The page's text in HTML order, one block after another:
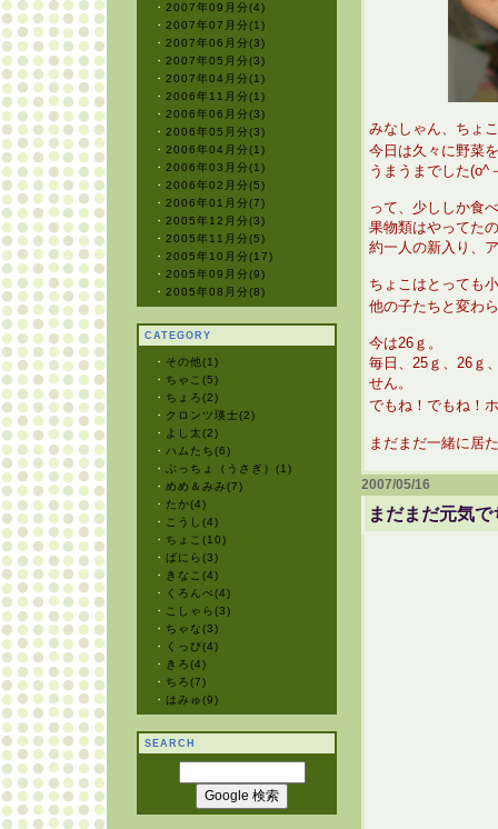
・ 2007年09月分(4)
・ 2007年07月分(1)
・ 2007年06月分(3)
・ 2007年05月分(3)
・ 2007年04月分(1)
・ 2006年11月分(1)
・ 2006年06月分(3)
・ 2006年05月分(3)
・ 2006年04月分(1)
・ 2006年03月分(1)
・ 2006年02月分(5)
・ 2006年01月分(7)
・ 2005年12月分(3)
・ 2005年11月分(5)
・ 2005年10月分(17)
・ 2005年09月分(9)
・ 2005年08月分(8)
CATEGORY
・ その他(1)
・ ちゃこ(5)
・ ちょろ(2)
・ クロンツ瑛士(2)
・
よし太(2)
・ ハムたち(6)
・
ぶっちょ（うさぎ）(1)
・ めめ＆みみ(7)
・ たか(4)
・
こうし(4)
・ ちょこ(10)
・ ばにら(3)
・
きなこ(4)
・
くろんぺ(4)
・
こしゃら(3)
・ ちゃな(3)
・
くっぴ(4)
・
きろ(4)
・ ちろ(7)
・ はみゅ(9)
SEARCH
みなしゃん、ちょ
今日は久々に野菜
うまうまでした(o^
って、少ししか食
果物類はやってた
約一人の新入り、
ちょこはとっても
他の子たちと変わ
今は26ｇ。
毎日、25ｇ、26ｇ
せん。
でもね！でもね！
まだまだ一緒に居
2007/05/16
まだまだ元気